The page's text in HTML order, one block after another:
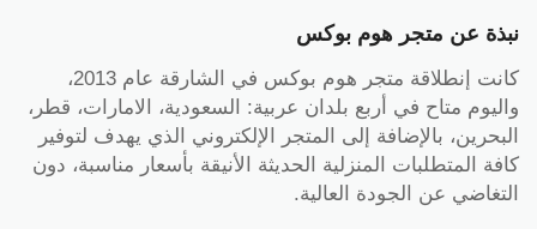
نبذة عن متجر هوم بوكس
كانت إنطلاقة متجر هوم بوكس في الشارقة عام 2013،
واليوم متاح في أربع بلدان عربية: السعودية، الامارات، قطر،
البحرين، بالإضافة إلى المتجر الإلكتروني الذي يهدف لتوفير
كافة المتطلبات المنزلية الحديثة الأنيقة بأسعار مناسبة، دون
التغاضي عن الجودة العالية.